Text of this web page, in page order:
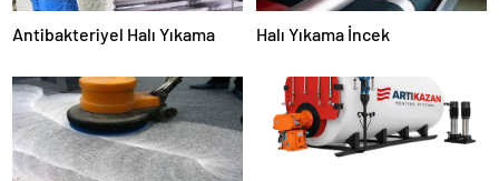
Antibakteriyel Halı Yıkama Halı Yıkama İncek